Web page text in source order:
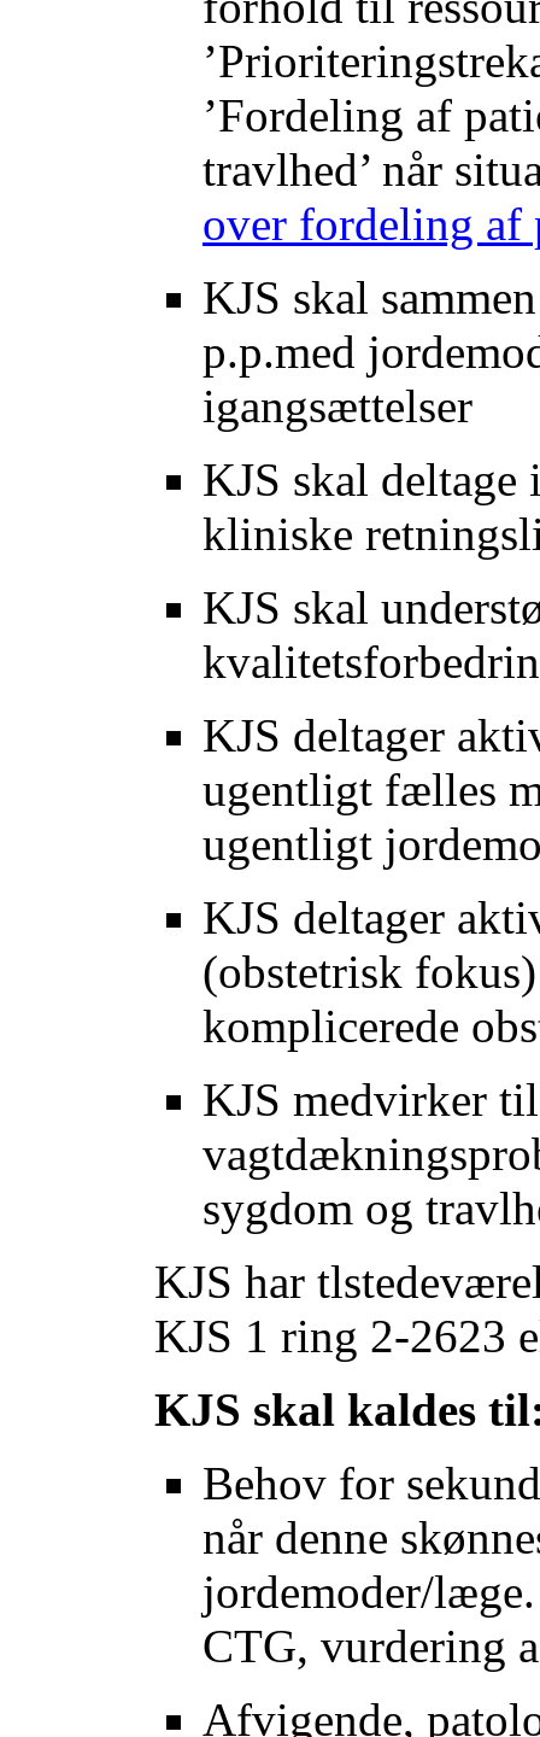
’Fordeling af
travlhed’ når
over fordeling af
KJS skal
p.p.med
igangsættelser
KJS skal
kliniske
KJS skal
KJS deltager
ugentligt fælles
ugentligt
KJS deltager
(obstetrisk
komplicerede
KJS medvirker
sygdom og
KJS har
KJS 1 ring 2-2623
KJS skal kaldes
Behov for
når denne
jordemoder/
CTG, vurdering
Afvigende,